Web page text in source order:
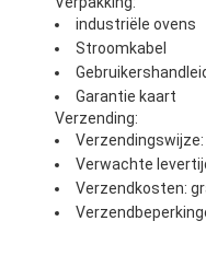
industriële ovens
Stroomkabel
Garantie kaart
Verzending:
Verzendingswijze:
Verwachte
Verzendkosten: